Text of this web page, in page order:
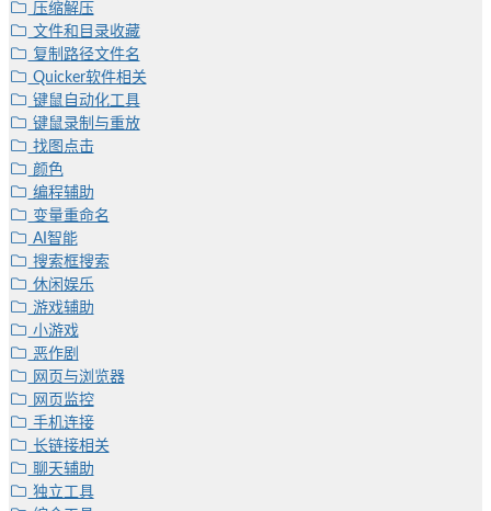
压缩解压
文件和目录收藏
复制路径文件名
Quicker软件相关
键鼠自动化工具
键鼠录制与重放
找图点击
颜色
编程辅助
变量重命名
AI智能
搜索框搜索
休闲娱乐
游戏辅助
小游戏
恶作剧
网页与浏览器
网页监控
手机连接
长链接相关
聊天辅助
独立工具